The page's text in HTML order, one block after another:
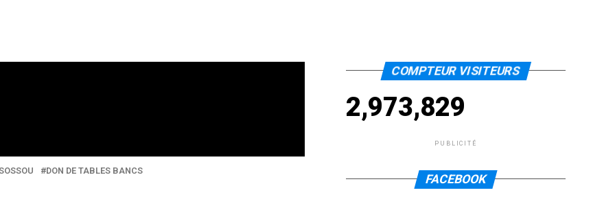
DON DE TABLES BANCS
COMPTEUR VISITEURS
2,973,829
PUBLICITÉ
FACEBOOK